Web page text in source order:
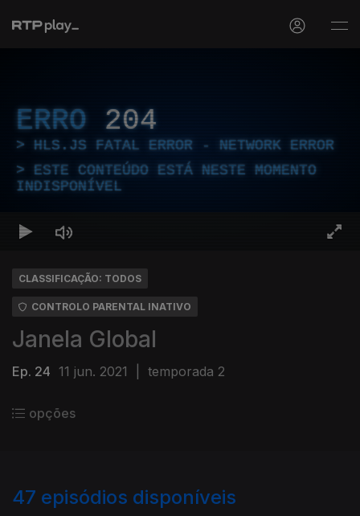
ERRO 204
HLS.JS FATAL ERROR - NETWORK ERROR
ESTE CONTEÚDO ESTÁ NESTE MOMENTO
INDISPONÍVEL
CLASSIFICAÇÃO: TODOS
CONTROLO PARENTAL INATIVO
Janela Global
Ep. 24 11 jun. 2021 temporada 2
opções
47 episódios disponíveis